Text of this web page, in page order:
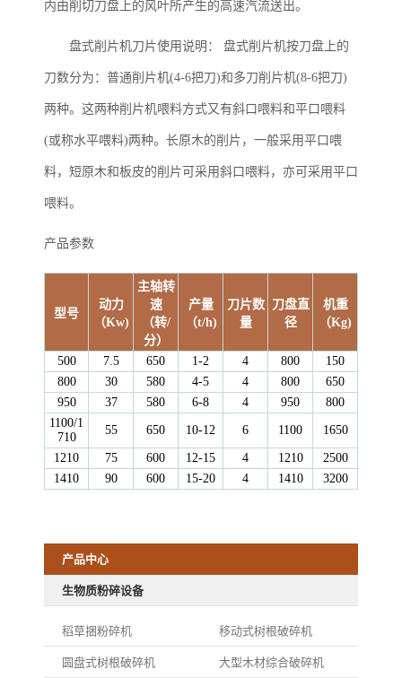
内由削切刀盘上的风叶所产生的高速汽流送出。
盘式削片机刀片使用说明： 盘式削片机按刀盘上的
刀数分为：普通削片机(4-6把刀)和多刀削片机(8-6把刀)
两种。这两种削片机喂料方式又有斜口喂料和平口喂料
(或称水平喂料)两种。长原木的削片，一般采用平口喂
料，短原木和板皮的削片可采用斜口喂料，亦可采用平口
喂料。
产品参数
型号
动力
（Kw)
主轴转
速
（转/
分）
产量
（t/h)
刀片数
量
刀盘直
径
机重
（Kg)
500 7.5 650 1-2 4 800
150
800
30 580 4-5 4 800
650
950
37 580 6-8 4 950
800
1100/1
710
55 650 10-12 6 1100 1650
1210 75 600 12-15 4 1210
2500
1410
90 600 15-20 4 1410 3200
产品中心
生物质粉碎设备
稻草捆粉碎机 移动式树根破碎机
圆盘式树根破碎机 大型木材综合破碎机